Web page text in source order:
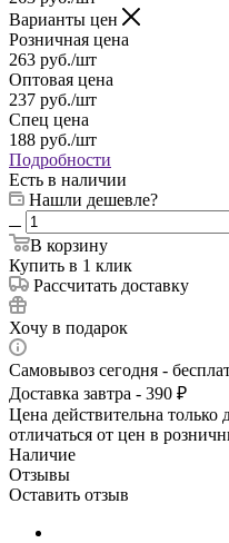
Варианты цен
Розничная цена
263 руб./шт
Оптовая цена
237 руб./шт
Спец цена
188 руб./шт
Подробности
Есть в наличии
Нашли дешевле?
В корзину
Купить в 1 клик
Рассчитать доставку
Хочу в подарок
Самовывоз сегодня -
Доставка завтра - 390 ₽
Цена действительна только
отличаться от цен в
Наличие
Отзывы
Оставить отзыв